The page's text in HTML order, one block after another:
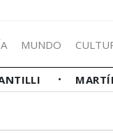
MUNDO